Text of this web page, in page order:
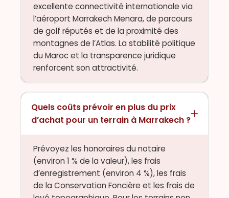
excellente connectivité internationale via
l’aéroport Marrakech Menara, de parcours
de golf réputés et de la proximité des
montagnes de l’Atlas. La stabilité politique
du Maroc et la transparence juridique
renforcent son attractivité.
Quels coûts prévoir en plus du prix
d’achat pour un terrain à Marrakech ?
Prévoyez les honoraires du notaire
(environ 1 % de la valeur), les frais
d’enregistrement (environ 4 %), les frais
de la Conservation Foncière et les frais de